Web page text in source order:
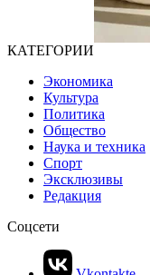
КАТЕГОРИИ
Экономика
Культура
Политика
Общество
Наука и техника
Спорт
Эксклюзивы
Редакция
Соцсети